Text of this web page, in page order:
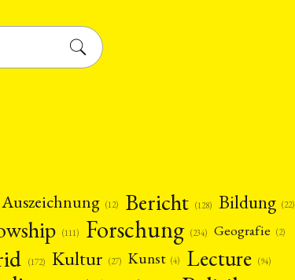
Auszeichnung (12) Bericht (128) Bildung (22)
(111) Forschung (234) Geografie (2)
(172) Kultur (27) Kunst (4) Lecture (94)